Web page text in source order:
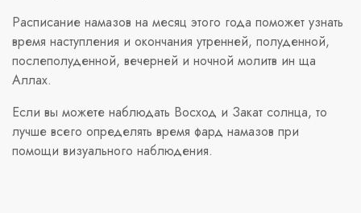
Расписание намазов на месяц этого года поможет узнать
время наступления и окончания утренней, полуденной,
послеполуденной, вечерней и ночной молитв ин ща
Аллах.
Если вы можете наблюдать Восход и Закат солнца, то
лучше всего определять время фард намазов при
помощи визуального наблюдения.